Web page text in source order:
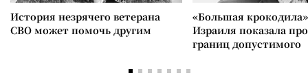
История незрячего ветерана
СВО может помочь другим
«Большая
Израиля показала
границ допустимого